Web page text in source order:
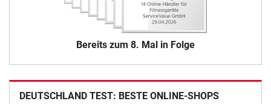
Bereits zum 8. Mal in Folge
DEUTSCHLAND TEST: BESTE ONLINE-SHOPS